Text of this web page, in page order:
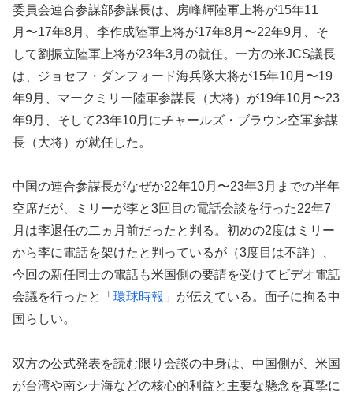
委員会連合参謀部参謀長は、房峰輝陸軍上将が15年11
月〜17年8月、李作成陸軍上将が17年8月〜22年9月、そ
して劉振立陸軍上将が23年3月の就任。一方の米JCS議長
は、ジョセフ・ダンフォード海兵隊大将が15年10月〜19
年9月、マークミリー陸軍参謀長（大将）が19年10月〜23
年9月、そして23年10月にチャールズ・ブラウン空軍参謀
長（大将）が就任した。
中国の連合参謀長がなぜか22年10月〜23年3月までの半年
空席だが、ミリーが李と3回目の電話会談を行った22年7
月は李退任の二ヵ月前だったと判る。初めの2度はミリー
から李に電話を架けたと判っているが（3度目は不詳）、
今回の新任同士の電話も米国側の要請を受けてビデオ電話
会議を行ったと「 環球時報 」が伝えている。面子に拘る中
国らしい。
双方の公式発表を読む限り会談の中身は、中国側が、米国
が台湾や南シナ海などの核心的利益と主要な懸念を真摯に